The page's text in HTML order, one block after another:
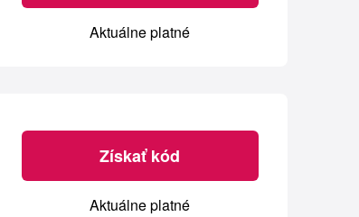
Aktuálne platné
Získať kód
Aktuálne platné